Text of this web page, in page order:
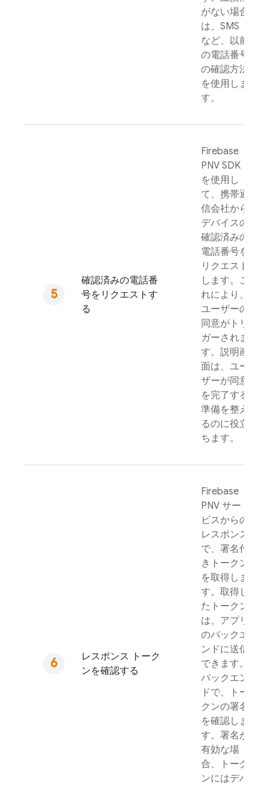
がない場合
は、SMS
など、以前
の電話番号
の確認方法
を使用しま
す。
確認済みの電話番
号をリクエストす
る
Firebase
PNV SDK
を使用し
て、携帯通
信会社から
デバイスの
確認済みの
電話番号を
リクエスト
します。こ
れにより、
ユーザーの
同意がトリ
ガーされま
す。説明画
面は、ユー
ザーが同意
を完了する
準備を整え
るのに役立
ちます。
レスポンス トーク
ンを確認する
Firebase
PNV サー
ビスからの
レスポンス
で、署名付
きトークン
を取得しま
す。取得し
たトークン
は、アプリ
のバックエ
ンドに送信
できます。
バックエン
ドで、トー
クンの署名
を確認しま
す。署名が
有効な場
合、トーク
ンにはデバ